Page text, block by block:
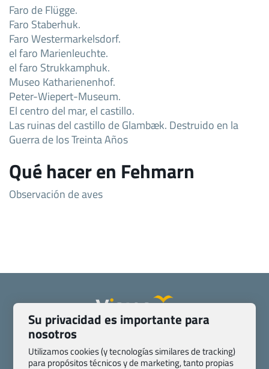
Faro de Flügge.
Faro Staberhuk.
Faro Westermarkelsdorf.
el faro Marienleuchte.
el faro Strukkamphuk.
Museo Katharienenhof.
Peter-Wiepert-Museum.
El centro del mar, el castillo.
Las ruinas del castillo de Glambæk. Destruido en la
Guerra de los Treinta Años
Qué hacer en Fehmarn
Observación de aves
Pasaporte, Visado, Salud y otras disposiciones específicas
Blog de Viajes.com
Registro de agencias
Su privacidad es importante para
nosotros
Utilizamos cookies (y tecnologías similares de tracking)
para propósitos técnicos y de marketing, tanto propias